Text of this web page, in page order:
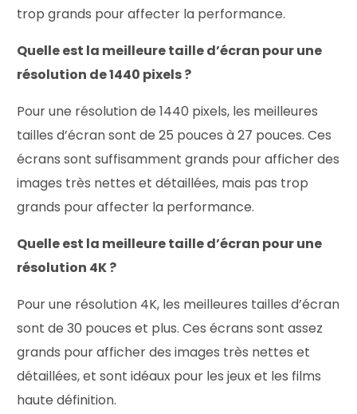
trop grands pour affecter la performance.
Quelle est la meilleure taille d’écran pour une
résolution de 1440 pixels ?
Pour une résolution de 1440 pixels, les meilleures
tailles d’écran sont de 25 pouces à 27 pouces. Ces
écrans sont suffisamment grands pour afficher des
images très nettes et détaillées, mais pas trop
grands pour affecter la performance.
Quelle est la meilleure taille d’écran pour une
résolution 4K ?
Pour une résolution 4K, les meilleures tailles d’écran
sont de 30 pouces et plus. Ces écrans sont assez
grands pour afficher des images très nettes et
détaillées, et sont idéaux pour les jeux et les films
haute définition.